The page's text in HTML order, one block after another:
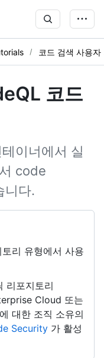
코드 검색 사용자
코드
이너에서 실
code
니다.
리 유형에서 사용
리포지토리
Cloud 또는
대한 조직 소유의
Security 가 활성